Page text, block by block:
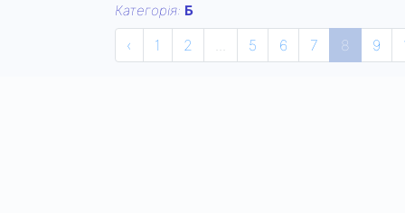
Категорiя: Б
‹ 1 2 5 6 7 8 9